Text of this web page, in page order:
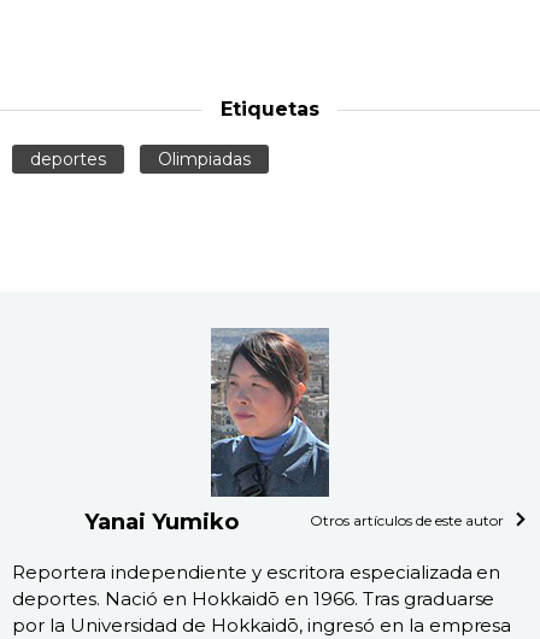
Etiquetas
deportes Olimpiadas
Yanai Yumiko Otros artículos de este autor
Reportera independiente y escritora especializada en
deportes. Nació en Hokkaidō en 1966. Tras graduarse
por la Universidad de Hokkaidō, ingresó en la empresa